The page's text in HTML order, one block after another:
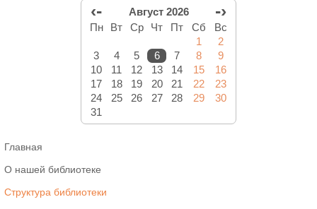
‹- Август 2026 -›
Пн Вт Ср Чт Пт Сб
Вс
1
2
3
4 5 6 7 8
9
10
11 12 13 14 15
16
17
18 19 20 21 22
23
24
25 26 27 28 29
30
31
Главная
О нашей библиотеке
Структура библиотеки